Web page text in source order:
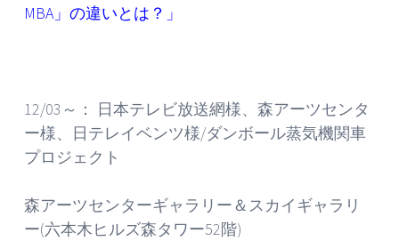
MBA」の違いとは？ 」
12/03～： 日本テレビ放送網様、森アーツセンタ
ー様、日テレイベンツ様/ダンボール蒸気機関車
プロジェクト
森アーツセンターギャラリー＆スカイギャラリ
ー(六本木ヒルズ森タワー52階)